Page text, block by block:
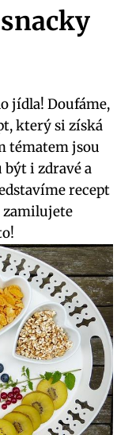
jídla! Doufáme,
který si získá
tématem jsou
být i zdravé a
recept
zamilujete